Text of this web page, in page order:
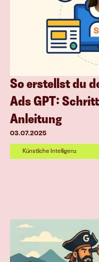
So erstellst du
Ads GPT:
Anleitung
03.07.2025
Künstliche Intelligenz